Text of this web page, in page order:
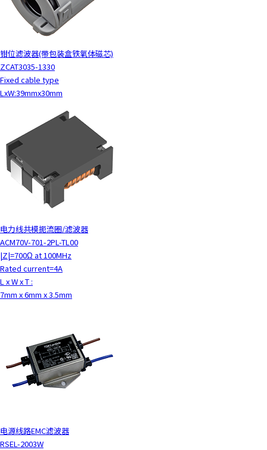
钳位滤波器(带包装盒铁氧体磁芯)
ZCAT3035-1330
Fixed cable type
LxW:39mmx30mm
电力线共模扼流圈/滤波器
ACM70V-701-2PL-TL00
|Z|=700Ω at 100MHz
Rated current=4A
L x W x T :
7mm x 6mm x 3.5mm
电源线路EMC滤波器
RSEL-2003W